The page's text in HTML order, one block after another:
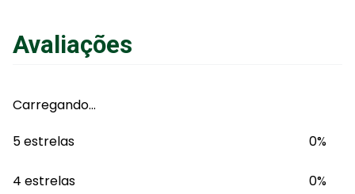
Adicionar ao Carrinho
Avaliações
Carregando…
5 estrelas
0%
4 estrelas 0%